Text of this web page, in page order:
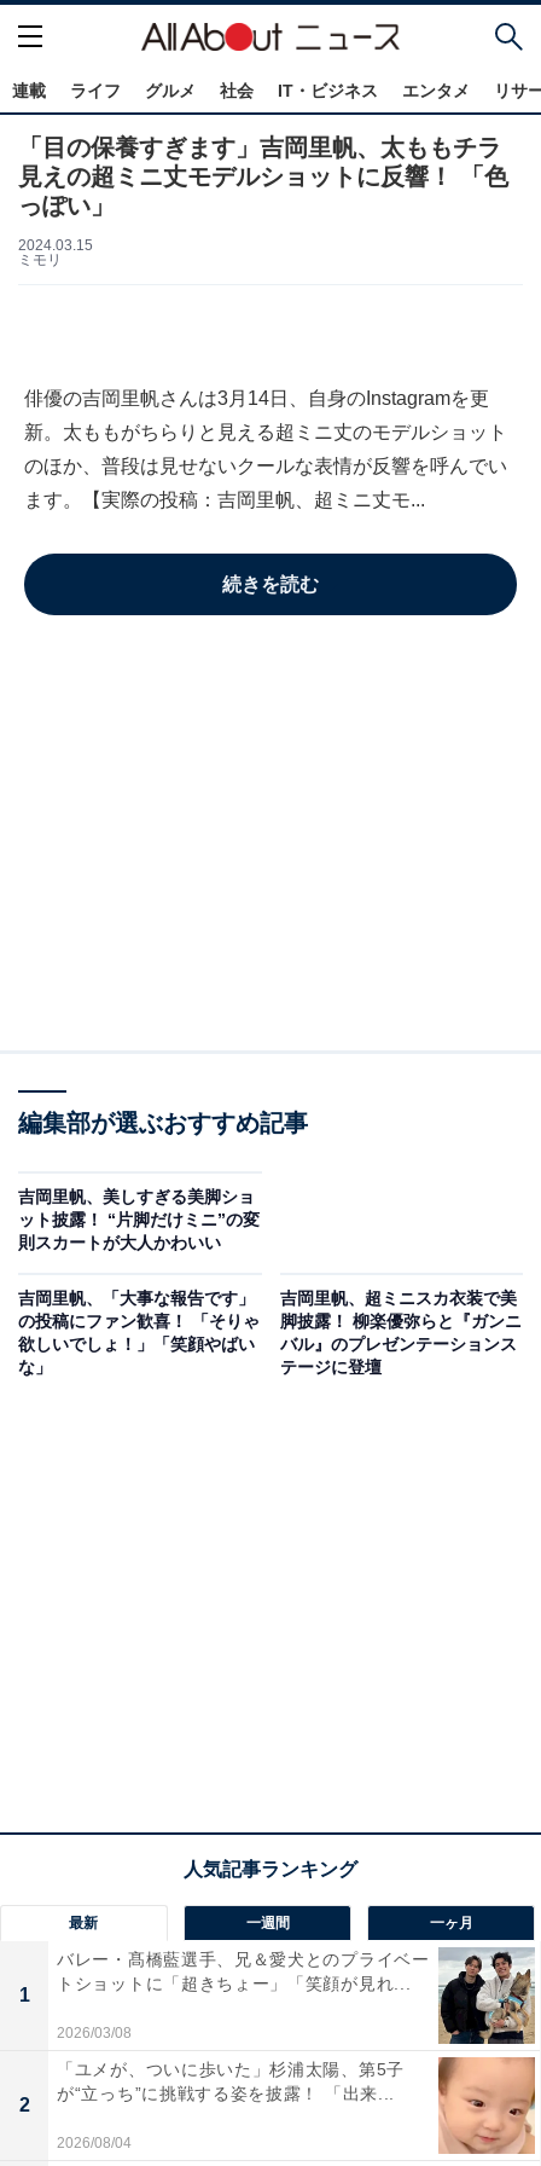
連載 ライフ グルメ 社会 IT・ビジネス エンタメ リサ
「目の保養すぎます」吉岡里帆、太ももチラ
見えの超ミニ丈モデルショットに反響！ 「色
っぽい」
2024.03.15
ミモリ
俳優の吉岡里帆さんは3月14日、自身のInstagramを更
新。太ももがちらりと見える超ミニ丈のモデルショット
のほか、普段は見せないクールな表情が反響を呼んでい
ます。【実際の投稿：吉岡里帆、超ミニ丈モ...
続きを読む
編集部が選ぶおすすめ記事
吉岡里帆、美しすぎる美脚ショ
ット披露！ “片脚だけミニ”の変
則スカートが大人かわいい
吉岡里帆、「大事な報告です」
の投稿にファン歓喜！ 「そりゃ
欲しいでしょ！」「笑顔やばい
な」
吉岡里帆、超ミニスカ衣装で美
脚披露！ 柳楽優弥らと『ガンニ
バル』のプレゼンテーションス
テージに登壇
最新 一週間 一ヶ月
1
バレー・髙橋藍選手、兄＆愛犬とのプライベー
トショットに「超きちょー」「笑顔が見れ...
2026/03/08
2
「ユメが、ついに歩いた」杉浦太陽、第5子
が“立っち”に挑戦する姿を披露！ 「出来...
2026/08/04